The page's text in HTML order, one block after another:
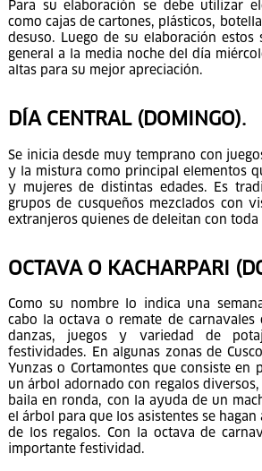
Para su elaboración se debe utilizar
como cajas de cartones, plásticos,
desuso. Luego de su elaboración
general a la media noche del día
DÍA CENTRAL (DOMINGO).
Se inicia desde muy temprano con
y la mistura como principal elementos
y mujeres de distintas edades. Es
grupos de cusqueños mezclados con
OCTAVA O KACHARPARI
Como su nombre lo indica una
cabo la octava o remate de carnavales
danzas, juegos y variedad de
festividades. En algunas zonas de
Yunzas o Cortamontes que consiste en
un árbol adornado con regalos
baila en ronda, con la ayuda de un
el árbol para que los asistentes se hagan
de los regalos. Con la octava de